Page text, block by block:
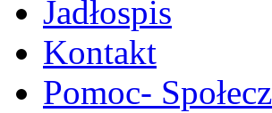
Jadłospis
Kontakt
Pomoc-